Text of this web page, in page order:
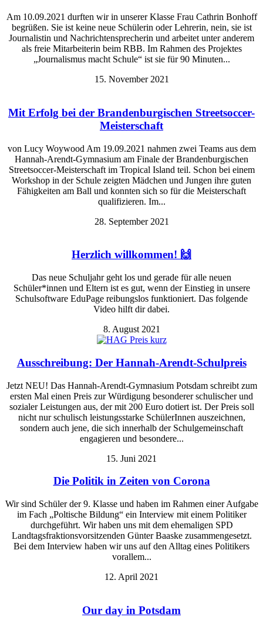
Am 10.09.2021 durften wir in unserer Klasse Frau Cathrin Bonhoff
begrüßen. Sie ist keine neue Schülerin oder Lehrerin, nein, sie ist
Journalistin und Nachrichtensprecherin und arbeitet unter anderem
als freie Mitarbeiterin beim RBB. Im Rahmen des Projektes
„Journalismus macht Schule“ ist sie für 90 Minuten...
15. November 2021
Mit Erfolg bei der Brandenburgischen Streetsoccer-
Meisterschaft
von Lucy Woywood Am 19.09.2021 nahmen zwei Teams aus dem
Hannah-Arendt-Gymnasium am Finale der Brandenburgischen
Streetsoccer-Meisterschaft im Tropical Island teil. Schon bei einem
Workshop in der Schule zeigten Mädchen und Jungen ihre guten
Fähigkeiten am Ball und konnten sich so für die Meisterschaft
qualifizieren. Im...
28. September 2021
Herzlich willkommen! 🙌
Das neue Schuljahr geht los und gerade für alle neuen
Schüler*innen und Eltern ist es gut, wenn der Einstieg in unsere
Schulsoftware EduPage reibungslos funktioniert. Das folgende
Video hilft dir dabei.
8. August 2021
Ausschreibung: Der Hannah-Arendt-Schulpreis
Jetzt NEU! Das Hannah-Arendt-Gymnasium Potsdam schreibt zum
ersten Mal einen Preis zur Würdigung besonderer schulischer und
sozialer Leistungen aus, der mit 200 Euro dotiert ist. Der Preis soll
nicht nur schulisch leistungsstarke SchülerInnen auszeichnen,
sondern auch jene, die sich innerhalb der Schulgemeinschaft
engagieren und besondere...
15. Juni 2021
Die Politik in Zeiten von Corona
Wir sind Schüler der 9. Klasse und haben im Rahmen einer Aufgabe
im Fach „Poltische Bildung“ ein Interview mit einem Politiker
durchgeführt. Wir haben uns mit dem ehemaligen SPD
Landtagsfraktionsvorsitzenden Günter Baaske zusammengesetzt.
Bei dem Interview haben wir uns auf den Alltag eines Politikers
vorallem...
12. April 2021
Our day in Potsdam